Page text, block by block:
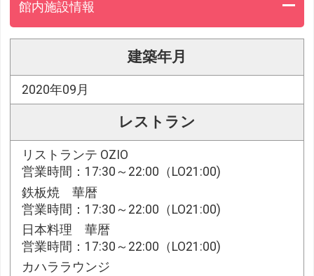
館内施設情報
建築年月
2020年09月
レストラン
リストランテ OZIO
営業時間：17:30～22:00（LO21:00)
鉄板焼 華暦
営業時間：17:30～22:00（LO21:00)
日本料理 華暦
営業時間：17:30～22:00（LO21:00)
カハララウンジ